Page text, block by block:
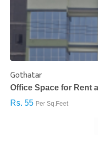
Gothatar
Office Space for Rent
Rs. 55 Per Sq.Feet